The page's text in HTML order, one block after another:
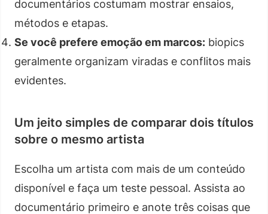
documentários costumam mostrar ensaios,
métodos e etapas.
Se você prefere emoção em marcos: biopics
geralmente organizam viradas e conflitos mais
evidentes.
Um jeito simples de comparar dois títulos
sobre o mesmo artista
Escolha um artista com mais de um conteúdo
disponível e faça um teste pessoal. Assista ao
documentário primeiro e anote três coisas que